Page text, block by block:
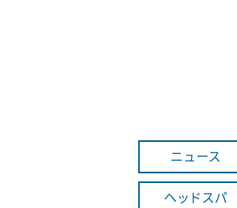
ニュース
ヘッドスパ